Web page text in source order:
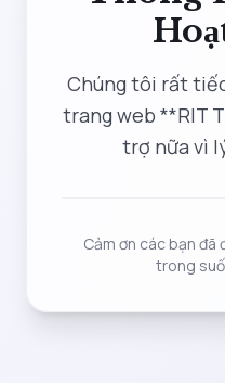
Chúng tôi rất
trang web **RIT
trợ nữa vì
Cảm ơn các bạn
trong